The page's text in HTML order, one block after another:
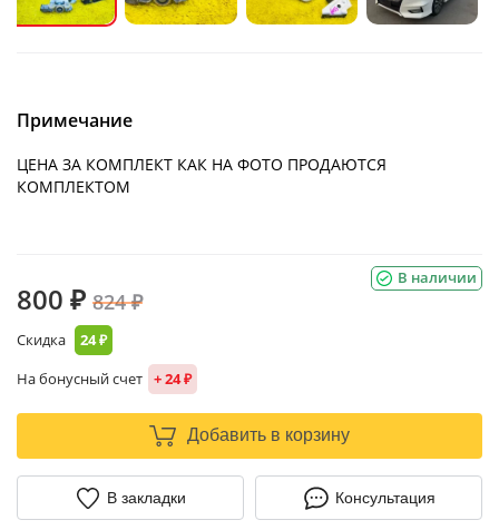
Примечание
ЦЕНА ЗА КОМПЛЕКТ КАК НА ФОТО ПРОДАЮТСЯ
КОМПЛЕКТОМ
В наличии
800 ₽ 824 ₽
Скидка 24 ₽
На бонусный счет + 24 ₽
Добавить в корзину
В закладки Консультация